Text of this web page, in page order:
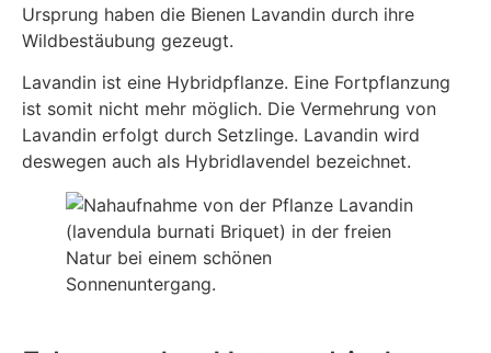
Ursprung haben die Bienen Lavandin durch ihre
Wildbestäubung gezeugt.
Lavandin ist eine Hybridpflanze. Eine Fortpflanzung
ist somit nicht mehr möglich. Die Vermehrung von
Lavandin erfolgt durch Setzlinge. Lavandin wird
deswegen auch als Hybridlavendel bezeichnet.